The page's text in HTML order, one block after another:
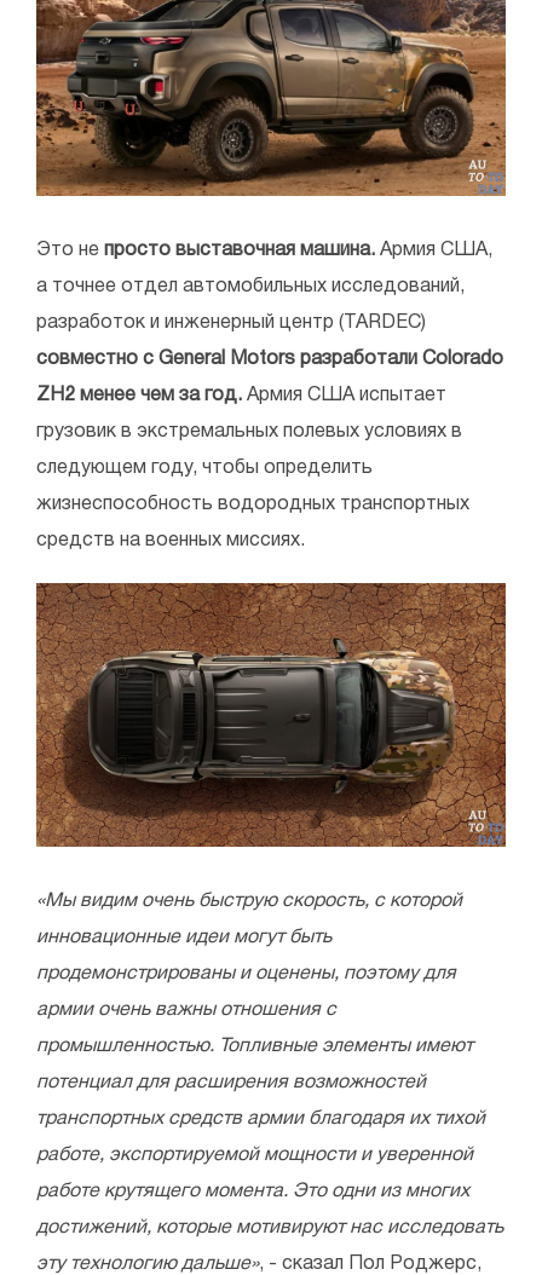
Это не просто выставочная машина. Армия США,
а точнее отдел автомобильных исследований,
разработок и инженерный центр (TARDEC)
совместно с General Motors разработали Colorado
ZH2 менее чем за год. Армия США испытает
грузовик в экстремальных полевых условиях в
следующем году, чтобы определить
жизнеспособность водородных транспортных
средств на военных миссиях.
«Мы видим очень быструю скорость, с которой
инновационные идеи могут быть
продемонстрированы и оценены, поэтому для
армии очень важны отношения с
промышленностью. Топливные элементы имеют
потенциал для расширения возможностей
транспортных средств армии благодаря их тихой
работе, экспортируемой мощности и уверенной
работе крутящего момента. Это одни из многих
достижений, которые мотивируют нас исследовать
эту технологию дальше», - сказал Пол Роджерс,